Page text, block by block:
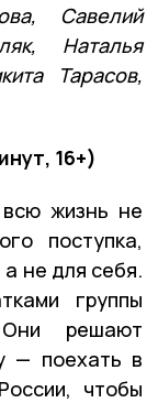
Савелий
Наталья
Тарасов,
16+)
жизнь не
поступка,
не для себя.
группы
решают
— поехать в
чтобы